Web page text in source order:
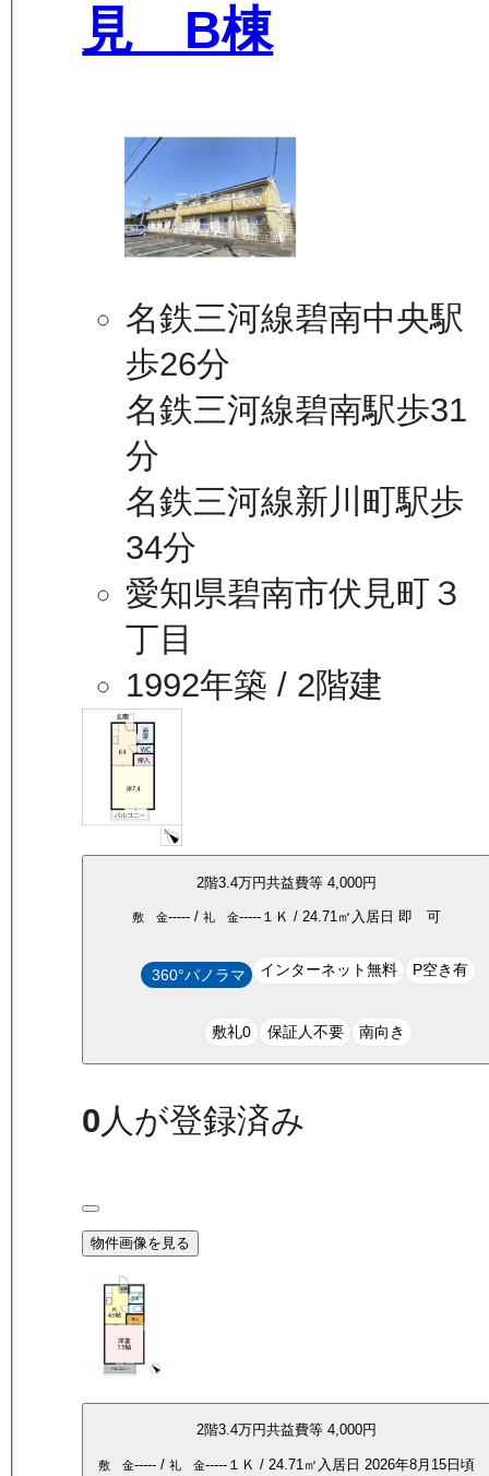
見 B棟
名鉄三河線碧南中央駅
歩26分
名鉄三河線碧南駅歩31
分
名鉄三河線新川町駅歩
34分
愛知県碧南市伏見町３
丁目
1992年築 / 2階建
2階3.4万円共益費等4,000円
敷 金----- /礼 金----- １Ｋ / 24.71 ㎡ 入居日 即 可
360°パノラマ インターネット無料 P空き有
敷礼0 保証人不要 南向き
0 人が登録済み
物件画像を見る
2階3.4万円共益費等4,000円
敷 金----- /礼 金----- １Ｋ / 24.71 ㎡ 入居日 2026年8月15日頃